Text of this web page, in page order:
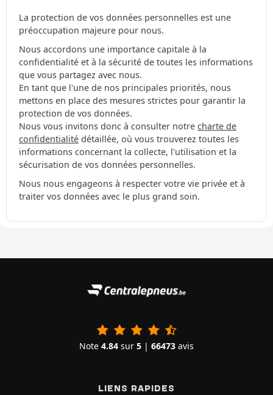
La protection de vos données personnelles est une
préoccupation majeure pour nous.
Nous accordons une importance capitale à la
confidentialité et à la sécurité de toutes les informations
que vous partagez avec nous.
En tant que l'une de nos principales priorités, nous
mettons en place des mesures strictes pour garantir la
protection de vos données.
Nous vous invitons donc à consulter notre charte de
confidentialité détaillée, où vous trouverez toutes les
informations concernant la collecte, l'utilisation et la
sécurisation de vos données personnelles.
Nous nous engageons à respecter votre vie privée et à
traiter vos données avec le plus grand soin.
Note 4.84 sur 5 | 66473 avis
LIENS RAPIDES